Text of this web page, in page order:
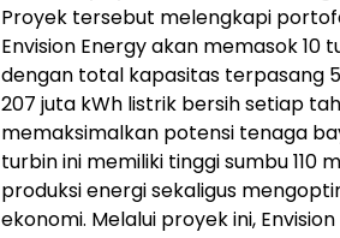
Proyek tersebut melengkapi
Envision Energy akan memasok 10
dengan total kapasitas terpasang
207 juta kWh listrik bersih setiap
memaksimalkan potensi tenaga
turbin ini memiliki tinggi sumbu 110
produksi energi sekaligus
ekonomi. Melalui proyek ini,